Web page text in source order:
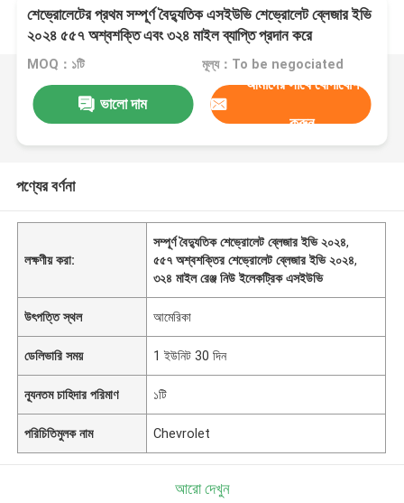
শেভ্রোলেটের প্রথম সম্পূর্ণ বৈদ্যুতিক এসইউভি শেভ্রোলেট ব্লেজার ইভি
২০২৪ ৫৫৭ অশ্বশক্তি এবং ৩২৪ মাইল ব্যাপ্তি প্রদান করে
MOQ：১টি মূল্য：To be negociated
ভালো দাম
আমাদের সাথে যোগাযোগ
করুন
পণ্যের বর্ণনা
লক্ষণীয় করা:
সম্পূর্ণ বৈদ্যুতিক শেভ্রোলেট ব্লেজার ইভি ২০২৪,
৫৫৭ অশ্বশক্তির শেভ্রোলেট ব্লেজার ইভি ২০২৪,
৩২৪ মাইল রেঞ্জ নিউ ইলেকট্রিক এসইউভি
উৎপত্তি স্থল আমেরিকা
ডেলিভারি সময় 1 ইউনিট 30 দিন
ন্যূনতম চাহিদার পরিমাণ ১টি
পরিচিতিমুলক নাম Chevrolet
আরো দেখুন